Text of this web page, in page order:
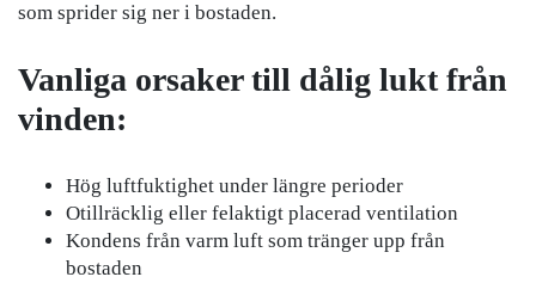
som sprider sig ner i bostaden.
Vanliga orsaker till dålig lukt från
vinden:
Hög luftfuktighet under längre perioder
Otillräcklig eller felaktigt placerad ventilation
Kondens från varm luft som tränger upp från
bostaden